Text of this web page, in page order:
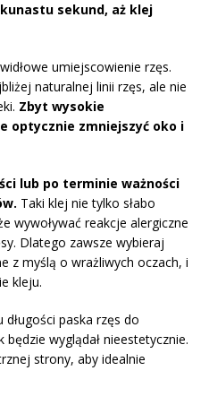
sekund, aż klej
umiejscowienie rzęs.
naturalnej linii rzęs, ale nie
Zbyt wysokie
optycznie zmniejszyć oko i
lub po terminie ważności
Taki klej nie tylko słabo
wywoływać reakcje alergiczne
Dlatego zawsze wybieraj
z myślą o wrażliwych oczach, i
kleju.
paska rzęs do
wyglądał nieestetycznie.
strony, aby idealnie